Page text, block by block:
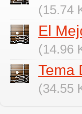
(15.74
El
(14.96
Tema
(34.55